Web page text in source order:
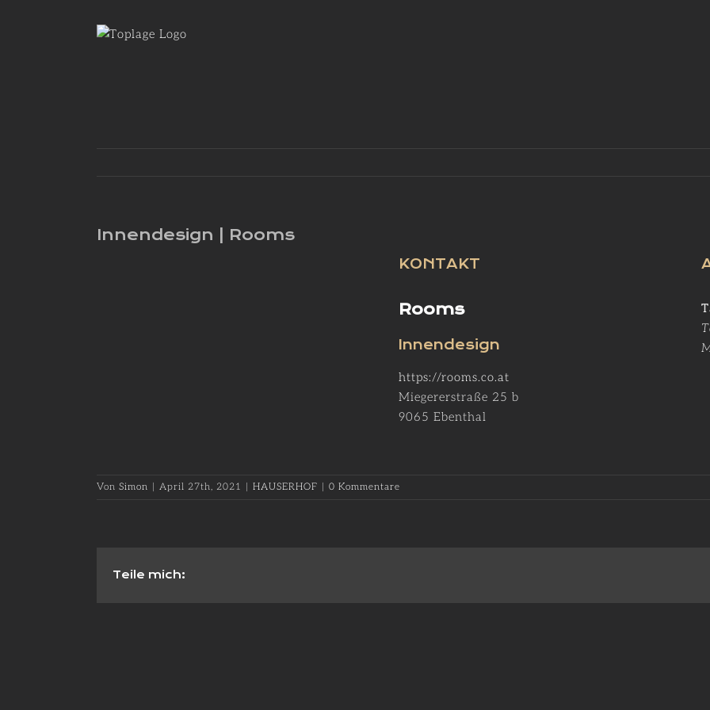
Innendesign | Rooms
KONTAKT
Rooms
Innendesign
https://rooms.co.at
Miegererstraße 25 b
9065 Ebenthal
Von Simon April 27th, 2021 HAUSERHOF 0 Kommentare
Teile mich: